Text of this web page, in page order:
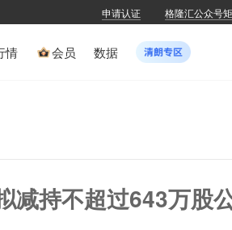
申请认证 格隆汇公众号
情 会员 数据
减持不超过643万股